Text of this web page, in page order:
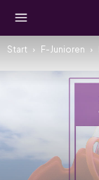
Start F-Junioren